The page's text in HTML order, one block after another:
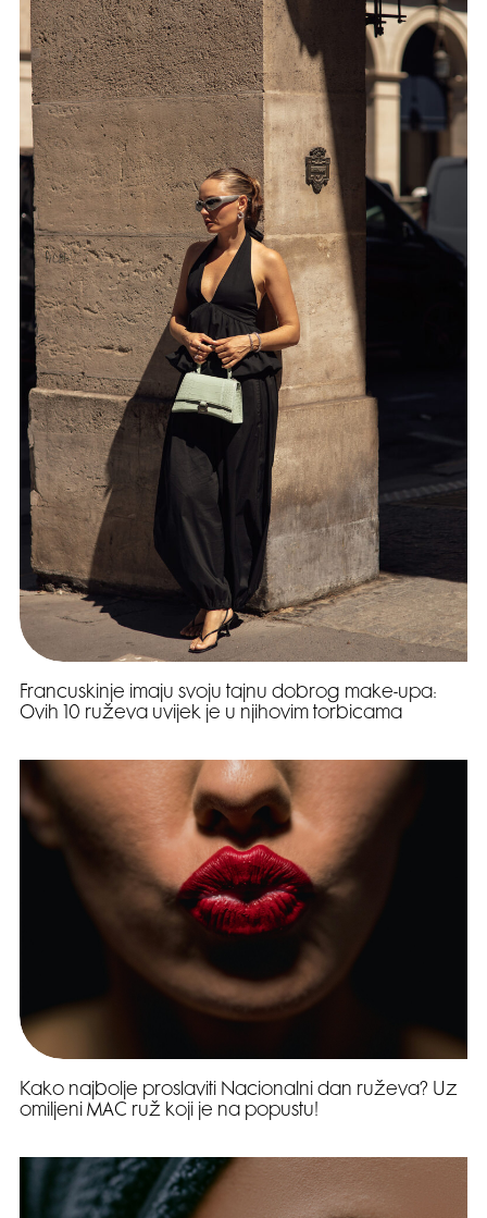
Francuskinje imaju svoju tajnu dobrog make-upa:
Ovih 10 ruževa uvijek je u njihovim torbicama
Kako najbolje proslaviti Nacionalni dan ruževa? Uz
omiljeni MAC ruž koji je na popustu!